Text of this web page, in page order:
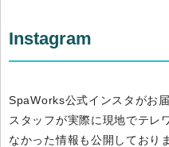
Instagram
SpaWorks公式インスタがお
スタッフが実際に現地でテレ
なかった情報も公開しており